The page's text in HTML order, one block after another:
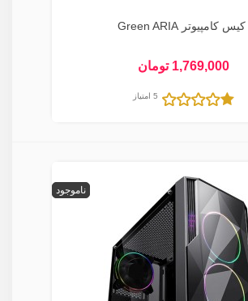
کیس کامپیوتر Green ARIA
1,769,000 تومان
5 امتیاز
ناموجود